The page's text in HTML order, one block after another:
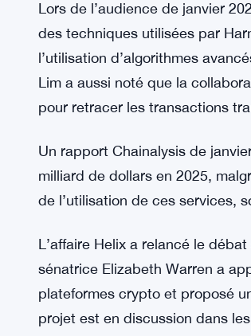
blanchiment, montrant
Le 22 janvier 2026, Peter Carr,
continu du département à lutter
que la coopération
Lors de l’audience de janvier
des techniques utilisées par
Lim a aussi noté que la
pour retracer les transactions
Un rapport Chainalysis de